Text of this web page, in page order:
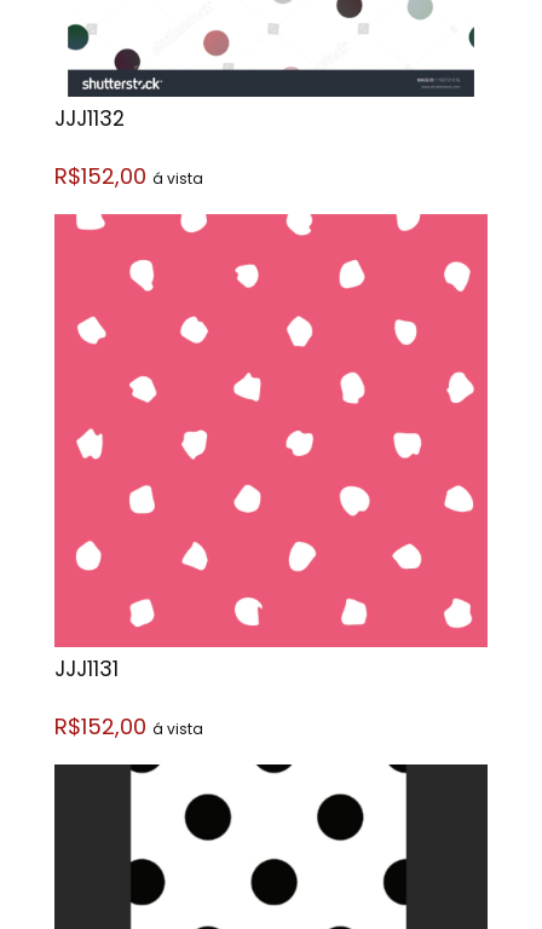
JJJ1132
R$152,00 á vista
JJJ1131
R$152,00 á vista